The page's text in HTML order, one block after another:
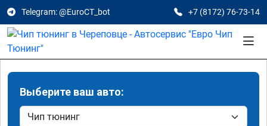
Telegram: @EuroCT_bot +7 (8172) 76-73-14
Выберите ваш авто: